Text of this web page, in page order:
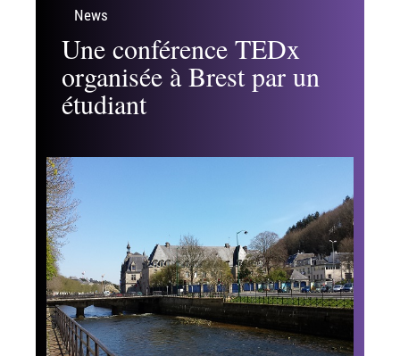
News
Une conférence TEDx
organisée à Brest par un
étudiant